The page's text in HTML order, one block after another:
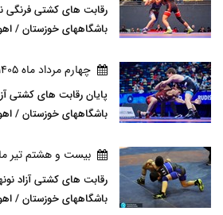
رقابت های کشتی فرنگی
باشگاههای خوزستان /
چهارم مرداد ماه 1405
پایان رقابت های کشتی
باشگاههای خوزستان /
بيست و هشتم تير ماه
رقابت های کشتی آزاد
باشگاههای خوزستان /